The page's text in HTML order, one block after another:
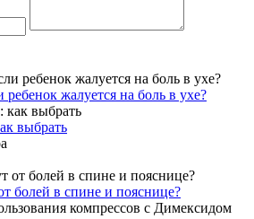
жалуется на боль в ухе?
выбрать
болей в спине и пояснице?